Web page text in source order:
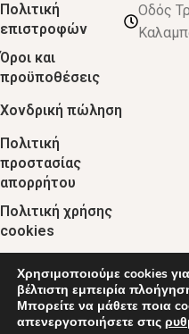
Πολιτική
επιστροφών
Όροι και
προϋποθέσεις
Χονδρική πώληση
Πολιτική
προστασίας
απορρήτου
Πολιτική χρήσης
cookies
Οδός
© 2024
Χρησιμοποιούμε cookies
βέλτιστη εμπειρία
Μπορείτε να μάθετε ποια
απενεργοποιήσετε στις